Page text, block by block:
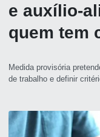
e auxílio-
quem tem
Medida provisória
de trabalho e definir